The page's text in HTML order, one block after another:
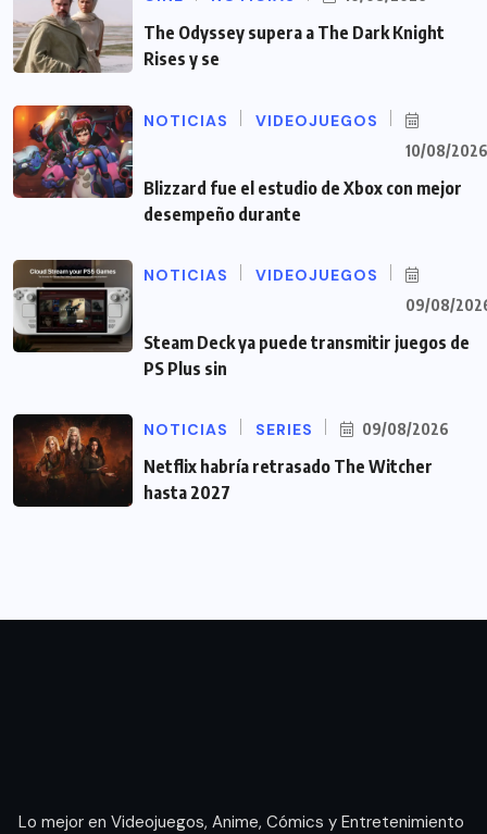
The Odyssey supera a The Dark Knight
Rises y se
NOTICIAS VIDEOJUEGOS
10/08/2026
Blizzard fue el estudio de Xbox con mejor
desempeño durante
NOTICIAS VIDEOJUEGOS
09/08/
Steam Deck ya puede transmitir juegos de
PS Plus sin
NOTICIAS SERIES 09/08/2026
Netflix habría retrasado The Witcher
hasta 2027
Lo mejor en Videojuegos, Anime, Cómics y Entretenimiento